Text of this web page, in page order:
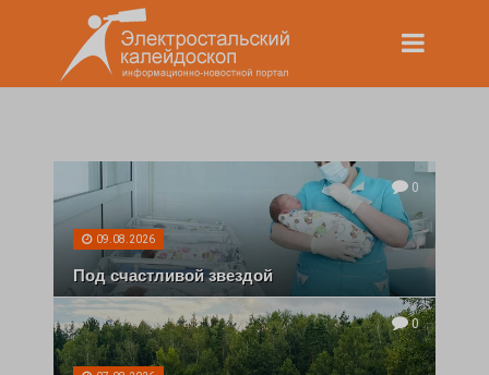
0
09.08.2026
Под счастливой звездой
0